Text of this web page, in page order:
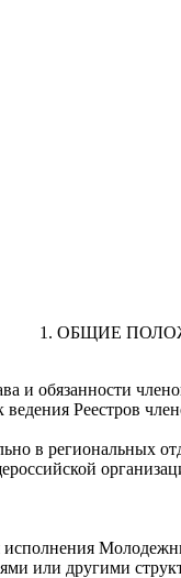
1. ОБЩИЕ
и обязанности
ведения Реестров
в
исполнения
или другими